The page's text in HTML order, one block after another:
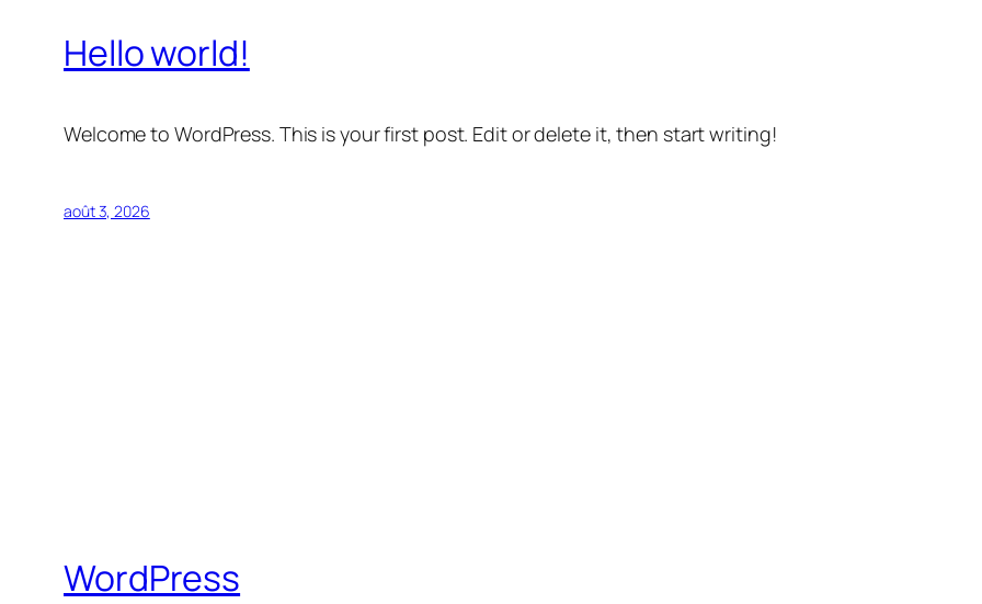
Hello world!
Welcome to WordPress. This is your first post. Edit or delete it, then start writing!
août 3, 2026
WordPress